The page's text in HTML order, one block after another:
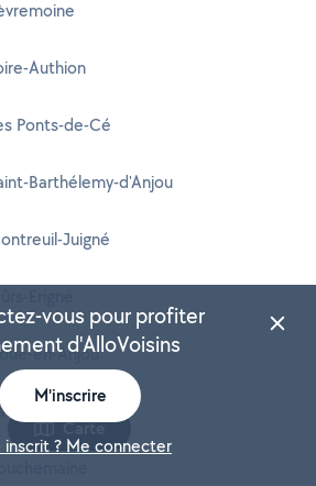
Authion
Ponts-de-Cé
Barthélemy-d'Anjou
Juigné
en-Anjou
en-Anjou
Carte
vous pour profiter
d'AlloVoisins
M'inscrire
inscrit ? Me connecter